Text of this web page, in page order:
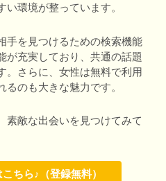
環境が整っています。
手を見つけるための検索機能
が充実しており、共通の話題
。さらに、女性は無料で利用
のも大きな魅力です。
素敵な出会いを見つけてみて
ちら♪（登録無料）